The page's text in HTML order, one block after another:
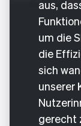
aus,
um die
die
sich
unserer
gerecht